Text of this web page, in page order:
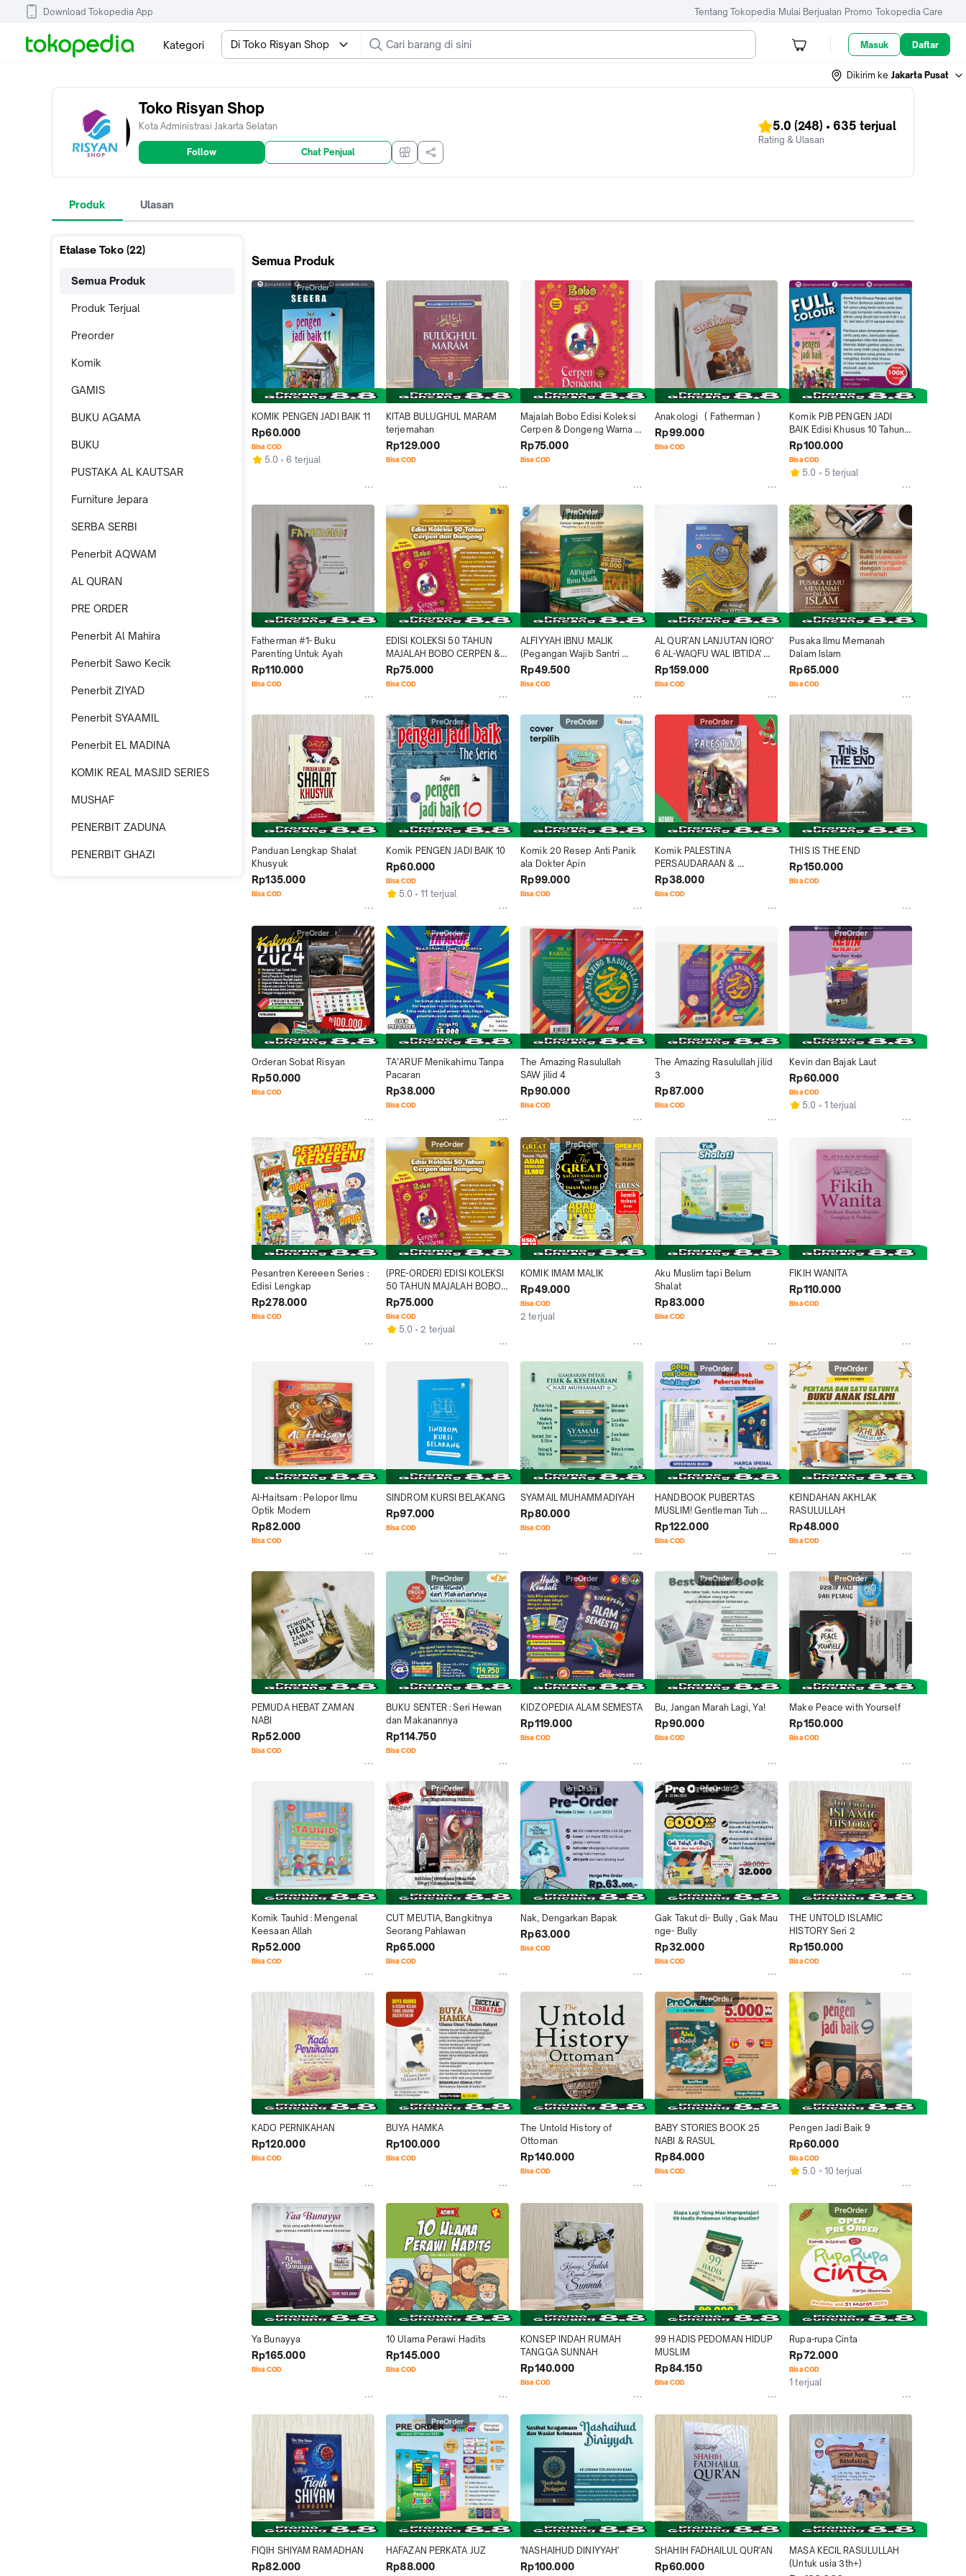
Download Tokopedia App Tentang Tokopedia Mulai Berjualan Promo Tokopedia Care
Kategori Di Toko Risyan Shop Masuk Daftar
Dikirim ke Jakarta Pusat
Toko Risyan Shop
Kota Administrasi Jakarta Selatan
Follow Chat Penjual
5.0 (248) • 635 terjual
Rating & Ulasan
Produk Ulasan
Etalase Toko (22)
Semua Produk
Produk Terjual
Preorder
Komik
GAMIS
BUKU AGAMA
BUKU
PUSTAKA AL KAUTSAR
Furniture Jepara
SERBA SERBI
Penerbit AQWAM
AL QURAN
PRE ORDER
Penerbit Al Mahira
Penerbit Sawo Kecik
Penerbit ZIYAD
Penerbit SYAAMIL
Penerbit EL MADINA
KOMIK REAL MASJID SERIES
MUSHAF
PENERBIT ZADUNA
PENERBIT GHAZI
Semua Produk
PreOrder
KOMIK PENGEN JADI BAIK 11
Rp60.000
Bisa COD
5.0 6 terjual
KITAB BULUGHUL MARAM
terjemahan
Rp129.000
Bisa COD
Majalah Bobo Edisi Koleksi
Cerpen & Dongeng Warna
Merah
Rp75.000
Bisa COD
Anakologi   ( Fatherman )
Rp99.000
Bisa COD
Komik PJB PENGEN JADI
BAIK Edisi Khusus 10 Tahun
Spesial Full Colour Berwarna
Rp100.000
Bisa COD
5.0 5 terjual
Fatherman #1- Buku
Parenting Untuk Ayah
Rp110.000
Bisa COD
EDISI KOLEKSI 50 TAHUN
MAJALAH BOBO CERPEN &
DONGENG
Rp75.000
Bisa COD
PreOrder
ALFIYYAH IBNU MALIK
(Pegangan Wajib Santri
Pembelajar Nahwu Sharaf)
Rp49.500
Bisa COD
AL QUR'AN LANJUTAN IQRO'
6 AL-WAQFU WAL IBTIDA'
PERJUZ
Rp159.000
Bisa COD
Pusaka Ilmu Memanah
Dalam Islam
Rp65.000
Bisa COD
Panduan Lengkap Shalat
Khusyuk
Rp135.000
Bisa COD
PreOrder
Komik PENGEN JADI BAIK 10
Rp60.000
Bisa COD
5.0 11 terjual
PreOrder
Komik 20 Resep Anti Panik
ala Dokter Apin
Rp99.000
Bisa COD
PreOrder
Komik PALESTINA
PERSAUDARAAN &
KEMANUSIAAN
Rp38.000
Bisa COD
THIS IS THE END
Rp150.000
Bisa COD
PreOrder
Orderan Sobat Risyan
Rp50.000
Bisa COD
PreOrder
TA’ARUF Menikahimu Tanpa
Pacaran
Rp38.000
Bisa COD
The Amazing Rasulullah
SAW jilid 4
Rp90.000
Bisa COD
The Amazing Rasulullah jilid
3
Rp87.000
Bisa COD
PreOrder
Kevin dan Bajak Laut
Rp60.000
Bisa COD
5.0 1 terjual
Pesantren Kereeen Series :
Edisi Lengkap
Rp278.000
Bisa COD
PreOrder
(PRE-ORDER) EDISI KOLEKSI
50 TAHUN MAJALAH BOBO
CERPEN & DONGENG
Rp75.000
Bisa COD
5.0 2 terjual
PreOrder
KOMIK IMAM MALIK
Rp49.000
Bisa COD
2 terjual
Aku Muslim tapi Belum
Shalat
Rp83.000
Bisa COD
FIKIH WANITA
Rp110.000
Bisa COD
Al-Haitsam : Pelopor Ilmu
Optik Modern
Rp82.000
Bisa COD
SINDROM KURSI BELAKANG
Rp97.000
Bisa COD
SYAMAIL MUHAMMADIYAH
Rp80.000
Bisa COD
PreOrder
HANDBOOK PUBERTAS
MUSLIM! Gentleman Tuh
Kayak Gini!
Rp122.000
Bisa COD
PreOrder
KEINDAHAN AKHLAK
RASULULLAH
Rp48.000
Bisa COD
PEMUDA HEBAT ZAMAN
NABI
Rp52.000
Bisa COD
PreOrder
BUKU SENTER : Seri Hewan
dan Makanannya
Rp114.750
Bisa COD
PreOrder
KIDZOPEDIA ALAM SEMESTA
Rp119.000
Bisa COD
PreOrder
Bu, Jangan Marah Lagi, Ya!
Rp90.000
Bisa COD
PreOrder
Make Peace with Yourself
Rp150.000
Bisa COD
Komik Tauhid : Mengenal
Keesaan Allah
Rp52.000
Bisa COD
PreOrder
CUT MEUTIA, Bangkitnya
Seorang Pahlawan
Rp65.000
Bisa COD
PreOrder
Nak, Dengarkan Bapak
Rp63.000
Bisa COD
PreOrder
Gak Takut di- Bully , Gak Mau
nge- Bully
Rp32.000
Bisa COD
THE UNTOLD ISLAMIC
HISTORY Seri 2
Rp150.000
Bisa COD
KADO PERNIKAHAN
Rp120.000
Bisa COD
BUYA HAMKA
Rp100.000
Bisa COD
The Untold History of
Ottoman
Rp140.000
Bisa COD
PreOrder
BABY STORIES BOOK 25
NABI & RASUL
Rp84.000
Bisa COD
Pengen Jadi Baik 9
Rp60.000
Bisa COD
5.0 10 terjual
Ya Bunayya
Rp165.000
Bisa COD
10 Ulama Perawi Hadits
Rp145.000
Bisa COD
KONSEP INDAH RUMAH
TANGGA SUNNAH
Rp140.000
Bisa COD
99 HADIS PEDOMAN HIDUP
MUSLIM
Rp84.150
Bisa COD
PreOrder
Rupa-rupa Cinta
Rp72.000
Bisa COD
1 terjual
FIQIH SHIYAM RAMADHAN
Rp82.000
PreOrder
HAFAZAN PERKATA JUZ
Rp88.000
'NASHAIHUD DINIYYAH'
Rp100.000
SHAHIH FADHAILUL QUR'AN
Rp60.000
MASA KECIL RASULULLAH
(Untuk usia 3th+)